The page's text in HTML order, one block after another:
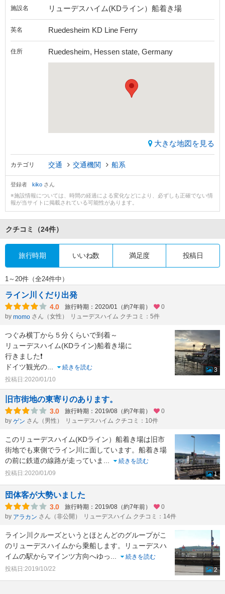
施設名 リューデスハイム(KDライン）船着き場
英名 Ruedesheim KD Line Ferry
住所 Ruedesheim, Hessen state, Germany
大きな地図を見る
カテゴリ 交通 交通機関 船系
登録者 kiko さん
※施設情報については、時間の経過による変化などにより、必ずしも正確でない情
報が当サイトに掲載されている可能性があります。
クチコミ （24件）
旅行時期 いいね数 満足度 投稿日
1～20件（全24件中）
ライン川くだり出発
4.0 旅行時期：2020/01（約7年前）
0
by momo さん（女性） リューデスハイム クチコミ：5件
つぐみ横丁から５分くらいで到着～
リューデスハイム(KDライン)船着き場に
行きました❗
ドイツ観光の...
続きを読む
投稿日:2020/01/10
3
旧市街地の東寄りのあります。
3.0 旅行時期：2019/08（約7年前）
0
by ゲン さん（男性） リューデスハイム クチコミ：10件
このリューデスハイム(KDライン）船着き場は旧市
街地でも東側でライン川に面しています。船着き場
の前に鉄道の線路が走っていま ...
続きを読む
投稿日:2020/01/09
1
団体客が大勢いました
3.0 旅行時期：2019/08（約7年前）
0
by アラカン さん（非公開） リューデスハイム クチコミ：14件
ライン川クルーズというとほとんどのグループがこ
のリューデスハイムから乗船します。リューデスハ
イムの駅からマインツ方向へゆっ...
続きを読む
投稿日:2019/10/22
2